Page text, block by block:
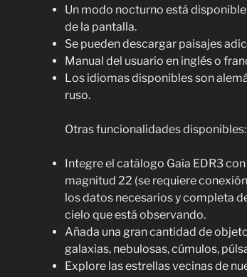
Un modo nocturno está
de la pantalla.
Se pueden descargar paisajes
Manual del usuario en inglés o
Los idiomas disponibles son
ruso.
Otras funcionalidades disponibles:
Integre el catálogo Gaia EDR3
magnitud 22 (se requiere
los datos necesarios y completa
cielo que está observando.
Añada una gran cantidad de
galaxias, nebulosas, cúmulos,
Explore las estrellas vecinas de